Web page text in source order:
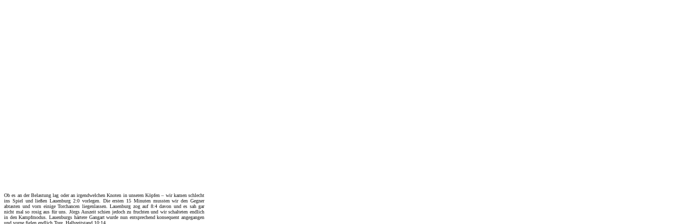
Ob es an der Belastung lag oder an irgendwelchen Knoten in unseren Köpfen – wir kamen schlecht
ins Spiel und ließen Lauenburg 2:0 vorlegen. Die ersten 15 Minuten mussten wir den Gegner
abtasten und vorn einige Torchancen liegenlassen. Lauenburg zog auf 8:4 davon und es sah gar
nicht mal so rosig aus für uns. Jörgs Auszeit schien jedoch zu fruchten und wir schalteten endlich
in den Kampfmodus. Lauenburgs härtere Gangart wurde nun entsprechend konsequent angegangen
und vorne fielen endlich Tore. Halbzeitstand 10:14.